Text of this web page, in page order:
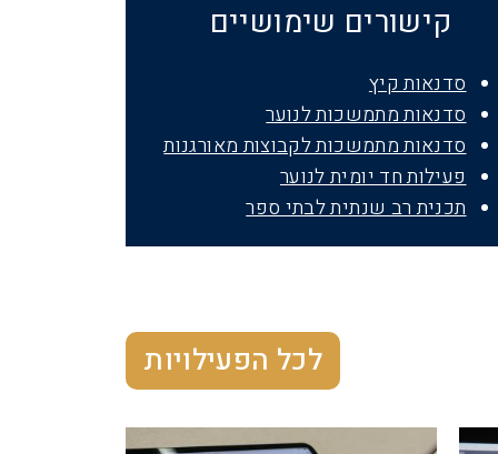
קישורים שימושיים
סדנאות קיץ
סדנאות מתמשכות לנוער
סדנאות מתמשכות לקבוצות מאורגנות
פעילות חד יומית לנוער
תכנית רב שנתית לבתי ספר
לכל הפעילויות